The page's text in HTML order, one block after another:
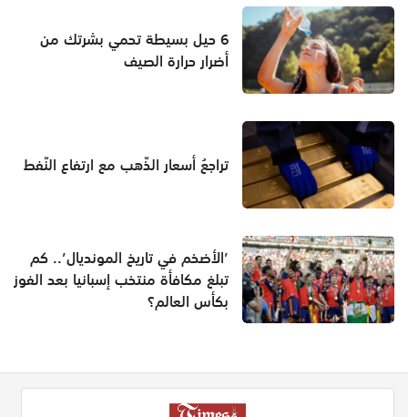
6 حيل بسيطة تحمي بشرتك من
أضرار حرارة الصيف
تراجعُ أسعار الذّهب مع ارتفاع النّفط
’الأضخم في تاريخ المونديال’.. كم
تبلغ مكافأة منتخب إسبانيا بعد الفوز
بكأس العالم؟